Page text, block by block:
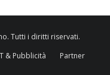
Tutti i diritti riservati.
& Pubblicità Partner